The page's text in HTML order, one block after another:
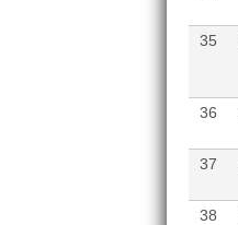
35
36
37
38